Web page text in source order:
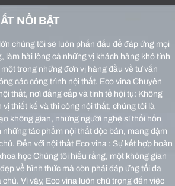
NỔI BẬT
chúng tôi sẽ luôn phấn đấu để đáp ứng mọi
làm hài lòng cả những vị khách hàng khó tính
trong những đơn vị hàng đầu về tư vấn
các công trình nội thất. Eco vina Chuyên
thất, nơi đẳng cấp và tinh tế hội tụ: Không
thiết kế và thi công nội thất, chúng tôi là
không gian, những người nghệ sĩ thổi hồn
những tác phẩm nội thất độc bản, mang đậm
Đến với nội thất Eco vina : Sự kết hợp hoàn
học Chúng tôi hiểu rằng, một không gian
về hình thức mà còn phải đáp ứng tối đa
Vì vậy, Eco vina luôn chú trọng đến việc